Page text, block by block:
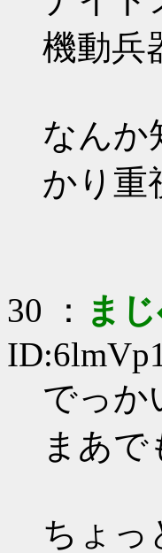
機動兵
なんか
かり重
30 ： まじ
でっか
まあ
ちょっ